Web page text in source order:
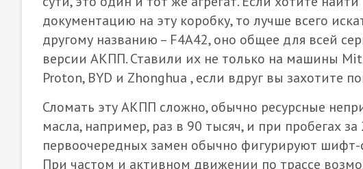
документацию на эту коробку, то лучше всего
другому названию – F4A42, оно общее для всей
версии АКПП. Ставили их не только на машины
Proton, BYD и Zhonghua , если вдруг вы захотите
Сломать эту АКПП сложно, обычно ресурсные
масла, например, раз в 90 тысяч, и при пробегах
первоочередных замен обычно фигурируют
При частом и активном движении по трассе